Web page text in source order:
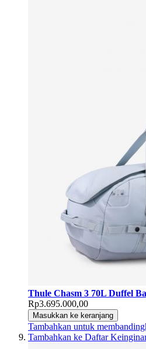
Thule Chasm 3 70L Duffel
Rp3.695.000,00
Masukkan ke keranjang
Tambahkan untuk
Tambahkan ke Daftar